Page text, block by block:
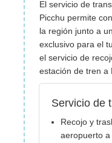
El servicio de
Picchu permite
la región junto a
exclusivo para el
el servicio de
estación de tren a
Servicio de
Recojo y
aeropuerto